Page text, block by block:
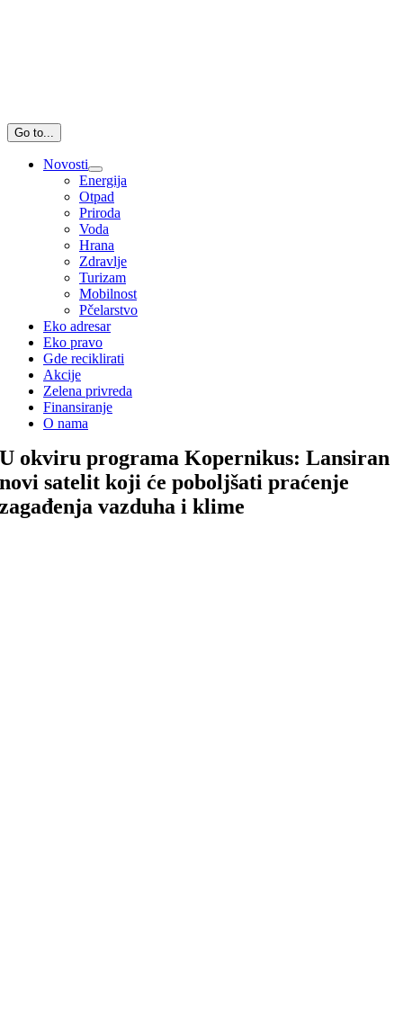
Go to...
Novosti
Energija
Otpad
Priroda
Voda
Hrana
Zdravlje
Turizam
Mobilnost
Pčelarstvo
Eko adresar
Eko pravo
Gde reciklirati
Akcije
Zelena privreda
Finansiranje
O nama
U okviru programa Kopernikus: Lansiran
novi satelit koji će poboljšati praćenje
zagađenja vazduha i klime